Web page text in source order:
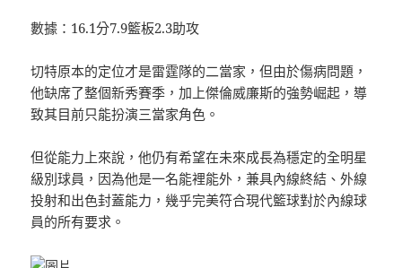
數據：16.1分7.9籃板2.3助攻
切特原本的定位才是雷霆隊的二當家，但由於傷病問題，
他缺席了整個新秀賽季，加上傑倫威廉斯的強勢崛起，導
致其目前只能扮演三當家角色。
但從能力上來說，他仍有希望在未來成長為穩定的全明星
級別球員，因為他是一名能裡能外，兼具內線終結、外線
投射和出色封蓋能力，幾乎完美符合現代籃球對於內線球
員的所有要求。